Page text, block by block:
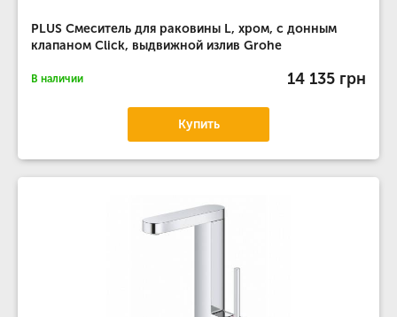
PLUS Смеситель для раковины L, хром, с донным
клапаном Click, выдвижной излив Grohe
В наличии 14 135 грн
Купить